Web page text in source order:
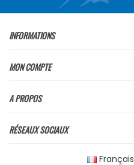
INFORMATIONS
MON COMPTE
A PROPOS
RÉSEAUX SOCIAUX
Français